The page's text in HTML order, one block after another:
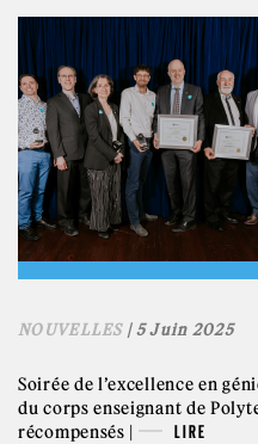
NOUVELLES| 5 Juin 2025
Soirée de l’excellence en
du corps enseignant de
récompensés |
LIRE